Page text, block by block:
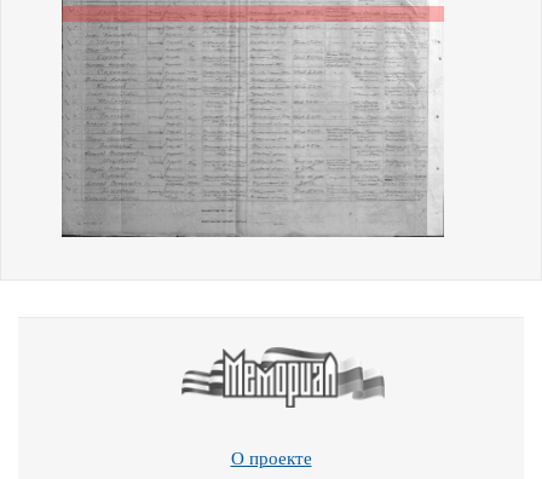
О проекте